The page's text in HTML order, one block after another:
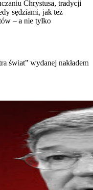
Chrystusa, tradycji
sędziami, jak też
– a nie tylko
świat” wydanej nakładem